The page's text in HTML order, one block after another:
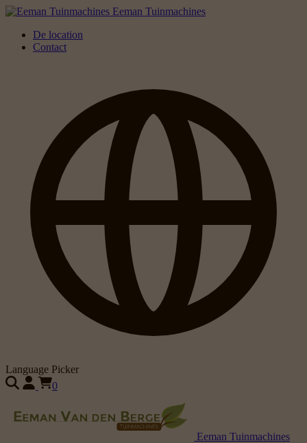
Eeman Tuinmachines
De location
Contact
Language Picker
0
Eeman Tuinmachines